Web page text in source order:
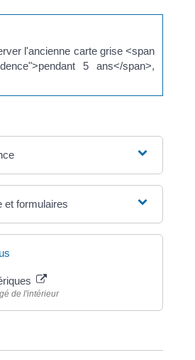
l'ancienne carte grise <span
5 ans</span>,
et formulaires
de l'intérieur